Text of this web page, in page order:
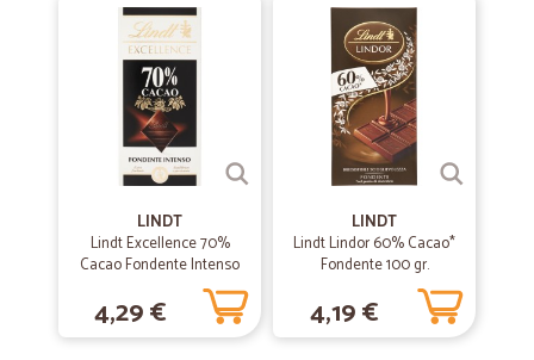
LINDT
Lindt Excellence 70%
Cacao Fondente Intenso
4,29 €
LINDT
Lindt Lindor 60% Cacao*
Fondente 100 gr.
4,19 €